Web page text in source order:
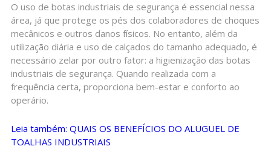
O uso de botas industriais de segurança é essencial nessa
área, já que protege os pés dos colaboradores de choques
mecânicos e outros danos físicos. No entanto, além da
utilização diária e uso de calçados do tamanho adequado, é
necessário zelar por outro fator: a higienização das botas
industriais de segurança. Quando realizada com a
frequência certa, proporciona bem-estar e conforto ao
operário.
Leia também: QUAIS OS BENEFÍCIOS DO ALUGUEL DE
TOALHAS INDUSTRIAIS